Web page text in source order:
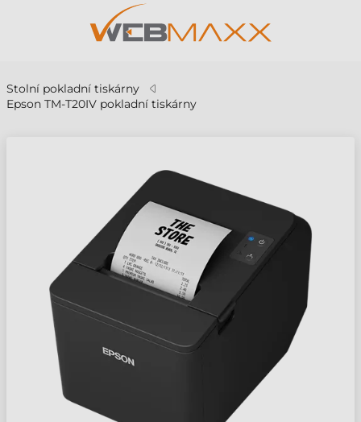
Stolní pokladní tiskárny
Epson TM-T20IV pokladní tiskárny